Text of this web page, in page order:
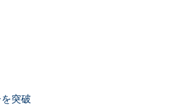
突破